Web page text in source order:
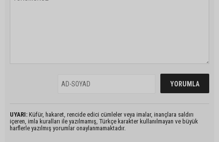
UYARI: Küfür, hakaret, rencide edici cümleler veya imalar, inançlara saldırı
içeren, imla kuralları ile yazılmamış, Türkçe karakter kullanılmayan ve büyük
harflerle yazılmış yorumlar onaylanmamaktadır.